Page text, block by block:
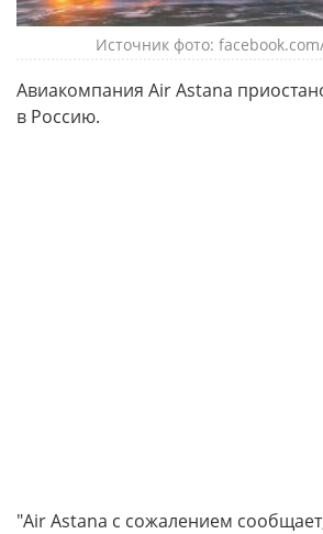
Источник фото:
Авиакомпания Air Astana
в Россию.
"Air Astana с сожалением